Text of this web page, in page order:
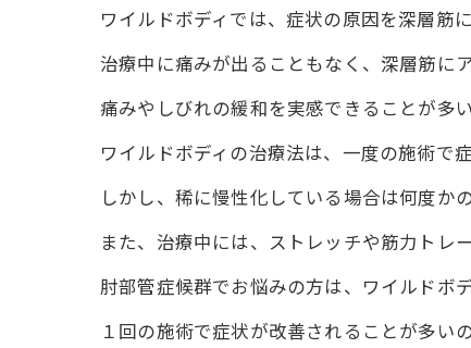
ワイルドボディでは、症状の原因を深層筋
治療中に痛みが出ることもなく、深層筋に
痛みやしびれの緩和を実感できることが多
ワイルドボディの治療法は、一度の施術で
しかし、稀に慢性化している場合は何度か
また、治療中には、ストレッチや筋力トレ
肘部管症候群でお悩みの方は、ワイルドボ
１回の施術で症状が改善されることが多い